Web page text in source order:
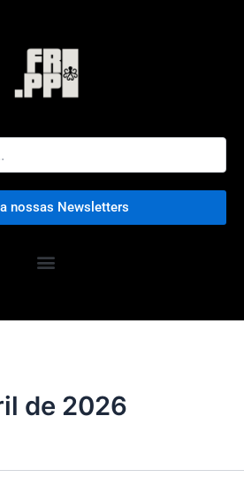
nossas Newsletters
de 2026